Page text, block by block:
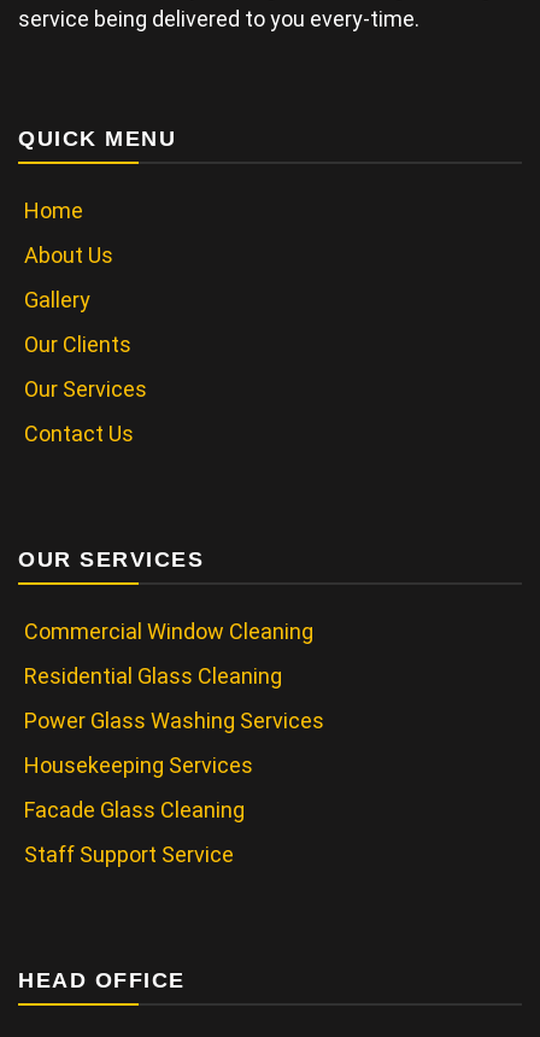
service being delivered to you every-time.
QUICK MENU
Home
About Us
Gallery
Our Clients
Our Services
Contact Us
OUR SERVICES
Commercial Window Cleaning
Residential Glass Cleaning
Power Glass Washing Services
Housekeeping Services
Facade Glass Cleaning
Staff Support Service
HEAD OFFICE